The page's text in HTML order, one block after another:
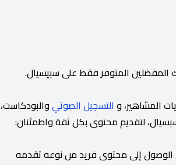
المفضلين المتوفر فقط على سبيسيال.
المشاهير، و التسجيل الصوتيوالبودكاست،
لتقديم محتوى بكل ثقة واطمئنان:
الوصول إلى محتوى فريد من نوعه تقدمه